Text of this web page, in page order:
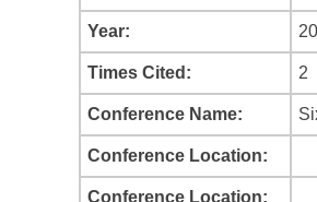
Year:
Times Cited: 2
Conference Name:
Conference Location:
Conference Location: